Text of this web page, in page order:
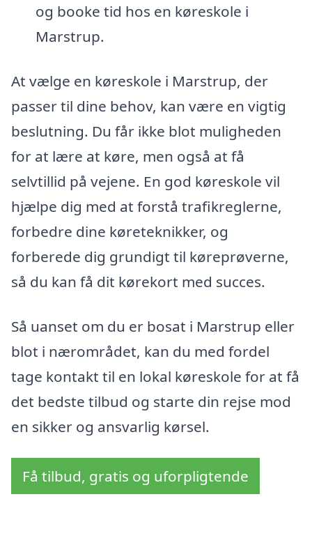
og booke tid hos en køreskole i
Marstrup.
At vælge en køreskole i Marstrup, der
passer til dine behov, kan være en vigtig
beslutning. Du får ikke blot muligheden
for at lære at køre, men også at få
selvtillid på vejene. En god køreskole vil
hjælpe dig med at forstå trafikreglerne,
forbedre dine køreteknikker, og
forberede dig grundigt til køreprøverne,
så du kan få dit kørekort med succes.
Så uanset om du er bosat i Marstrup eller
blot i nærområdet, kan du med fordel
tage kontakt til en lokal køreskole for at få
det bedste tilbud og starte din rejse mod
en sikker og ansvarlig kørsel.
Få tilbud, gratis og uforpligtende